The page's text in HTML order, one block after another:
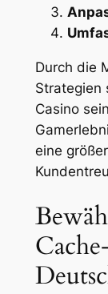
Durch die
Strategien
Casino
eine